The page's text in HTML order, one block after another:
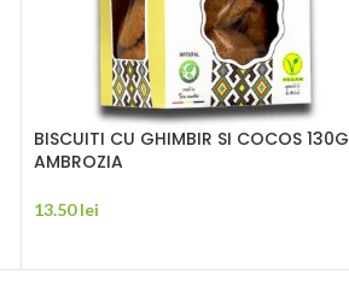
BISCUITI CU GHIMBIR SI COCOS 130G
AMBROZIA
13.50lei